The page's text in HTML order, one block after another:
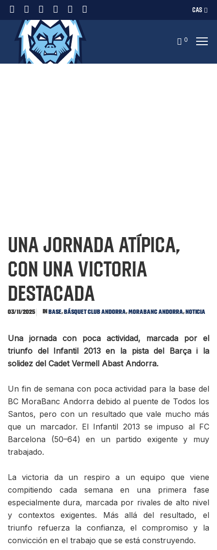
CAS
0
Una jornada atípica,
con una victoria
destacada
03/11/2025 InBase,Básquet Club Andorra,MoraBanc Andorra,Noticia
Una jornada con poca actividad, marcada por el
triunfo del Infantil 2013 en la pista del Barça i la
solidez del Cadet Vermell Abast Andorra.
Un fin de semana con poca actividad para la base del
BC MoraBanc Andorra debido al puente de Todos los
Santos, pero con un resultado que vale mucho más
que un marcador. El Infantil 2013 se impuso al FC
Barcelona (50–64) en un partido exigente y muy
trabajado.
La victoria da un respiro a un equipo que viene
compitiendo cada semana en una primera fase
especialmente dura, marcada por rivales de alto nivel
y contextos exigentes. Más allá del resultado, el
triunfo refuerza la confianza, el compromiso y la
convicción en el trabajo que se está construyendo.